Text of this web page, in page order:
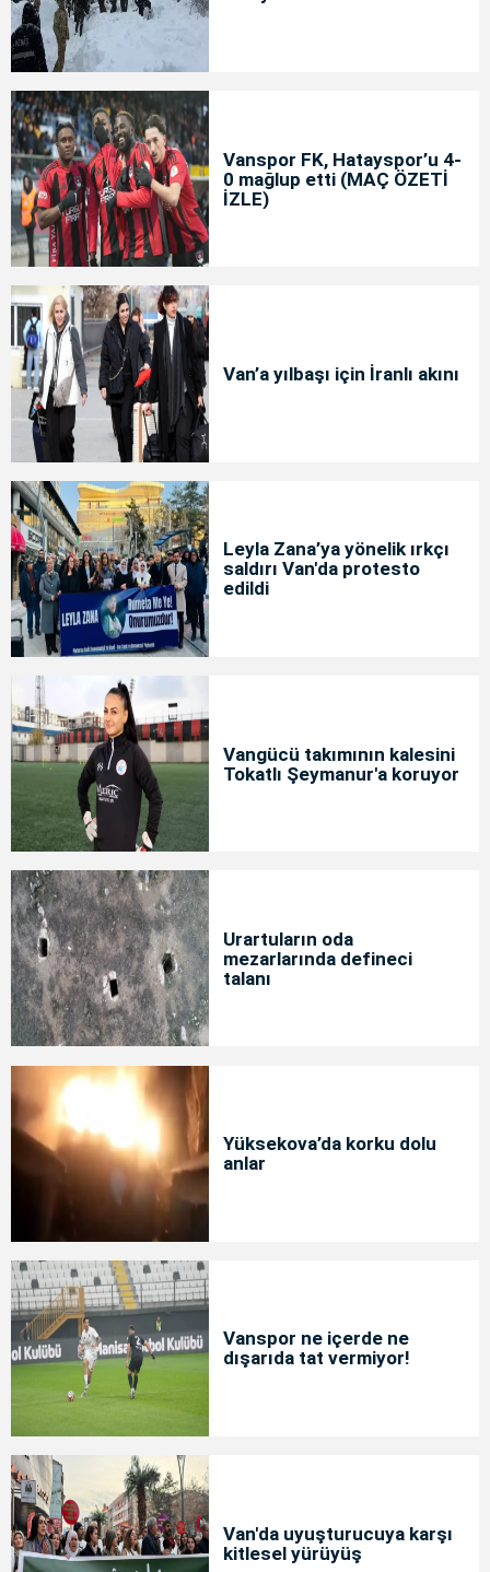
Vanspor FK, Hatayspor’u 4-
0 mağlup etti (MAÇ ÖZETİ
İZLE)
Van’a yılbaşı için İranlı akını
Leyla Zana’ya yönelik ırkçı
saldırı Van'da protesto
edildi
Vangücü takımının kalesini
Tokatlı Şeymanur'a koruyor
Urartuların oda
mezarlarında defineci
talanı
Yüksekova’da korku dolu
anlar
Vanspor ne içerde ne
dışarıda tat vermiyor!
Van'da uyuşturucuya karşı
kitlesel yürüyüş